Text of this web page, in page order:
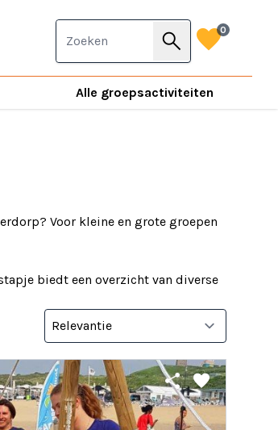
Alle groepsactiviteiten
search favorite0
Voor kleine en grote groepen
biedt een overzicht van diverse
share favorite